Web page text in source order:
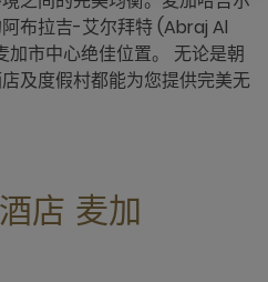
布拉吉-艾尔拜特 (Abraj Al
市中心绝佳位置。 无论是朝
及度假村都能为您提供完美无
店 麦加